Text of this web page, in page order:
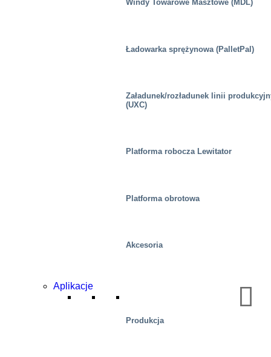
Windy Towarowe Masztowe (MDL)
Ładowarka sprężynowa (PalletPal)
Załadunek/rozładunek linii
(UXC)
Platforma robocza Lewitator
Platforma obrotowa
Akcesoria
Aplikacje
Produkcja